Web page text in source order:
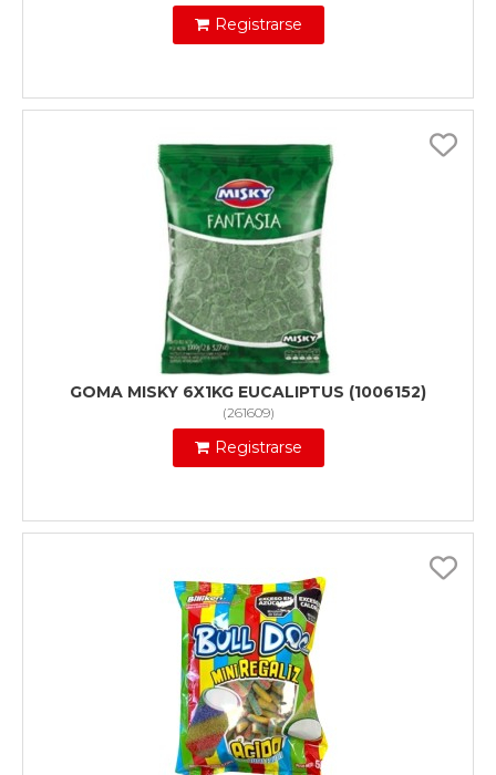
Registrarse
GOMA MISKY 6X1KG EUCALIPTUS (1006152)
(261609)
Registrarse